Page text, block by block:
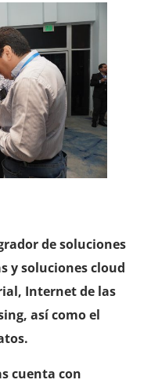
de soluciones
y soluciones cloud
Internet de las
así como el
cuenta con